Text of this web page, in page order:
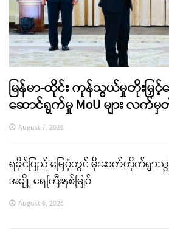
မြန်မာ-ထိုင်း ကုန်သွယ်မှုတိုးမြှင့်ရေ
ဆောင်ရွက်မှု MoU များ လက်
August 7, 2026
ရခိုင်ပြည် မြေပုံတွင် မိုးဆက်တိုက်ရွာသွန်
အချို့ ရေကြီးနစ်မြုပ်
August 6, 2026